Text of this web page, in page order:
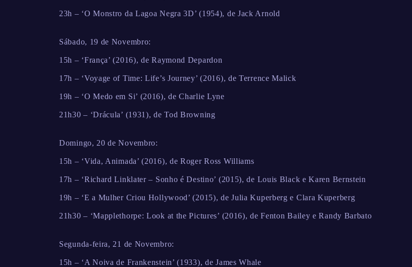
23h – ‘O Monstro da Lagoa Negra 3D’ (1954), de Jack Arnold
Sábado, 19 de Novembro:
15h – ‘França’ (2016), de Raymond Depardon
17h – ‘Voyage of Time: Life’s Journey’ (2016), de Terrence Malick
19h – ‘O Medo em Si’ (2016), de Charlie Lyne
21h30 – ‘Drácula’ (1931), de Tod Browning
Domingo, 20 de Novembro:
15h – ‘Vida, Animada’ (2016), de Roger Ross Williams
17h – ‘Richard Linklater – Sonho é Destino’ (2015), de Louis Black e Karen Bernstein
19h – ‘E a Mulher Criou Hollywood’ (2015), de Julia Kuperberg e Clara Kuperberg
21h30 – ‘Mapplethorpe: Look at the Pictures’ (2016), de Fenton Bailey e Randy Barbato
Segunda-feira, 21 de Novembro:
15h – ‘A Noiva de Frankenstein’ (1933), de James Whale